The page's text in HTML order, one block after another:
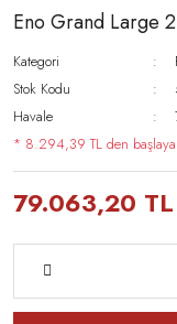
Eno Grand Large 2
Kategori
Stok Kodu
Havale
* 8.294,39 TL den
79.063,20 TL